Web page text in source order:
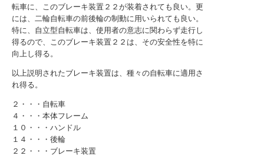
転車に、このブレーキ装置２２が装着されても良い。更
には、二輪自転車の前後輪の制動に用いられても良い。
特に、自立型自転車は、使用者の意志に関わらず走行し
得るので、このブレーキ装置２２は、その安全性を特に
向上し得る。
以上説明されたブレーキ装置は、種々の自転車に適用さ
れ得る。
２・・・自転車
４・・・本体フレーム
１０・・・ハンドル
１４・・・後輪
２２・・・ブレーキ装置